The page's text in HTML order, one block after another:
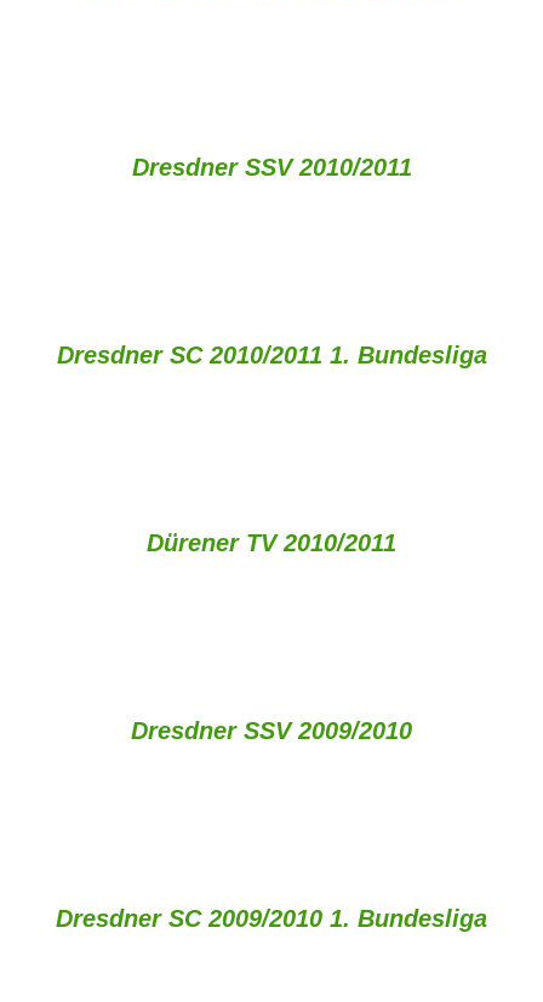
Dresdner SSV 2010/2011
Dresdner SC 2010/2011 1. Bundesliga
Dürener TV 2010/2011
Dresdner SSV 2009/2010
Dresdner SC 2009/2010 1. Bundesliga